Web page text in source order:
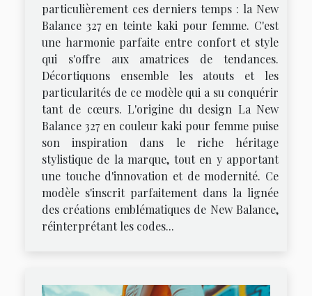
particulièrement ces derniers temps : la New
Balance 327 en teinte kaki pour femme. C'est
une harmonie parfaite entre confort et style
qui s'offre aux amatrices de tendances.
Décortiquons ensemble les atouts et les
particularités de ce modèle qui a su conquérir
tant de cœurs. L'origine du design La New
Balance 327 en couleur kaki pour femme puise
son inspiration dans le riche héritage
stylistique de la marque, tout en y apportant
une touche d'innovation et de modernité. Ce
modèle s'inscrit parfaitement dans la lignée
des créations emblématiques de New Balance,
réinterprétant les codes...